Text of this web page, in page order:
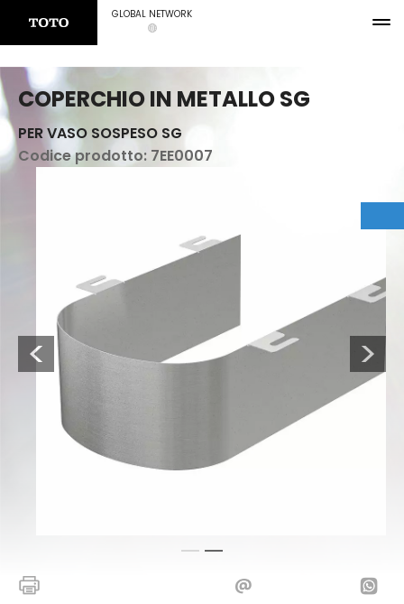
GLOBAL NETWORK
COPERCHIO IN METALLO SG
PER VASO SOSPESO SG
Codice prodotto: 7EE0007
Previous Next
1 2